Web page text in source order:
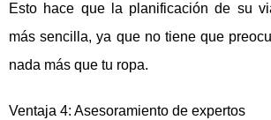
Esto hace que la planificación de su
más sencilla, ya que no tiene que
nada más que tu ropa.
Ventaja 4: Asesoramiento de expertos